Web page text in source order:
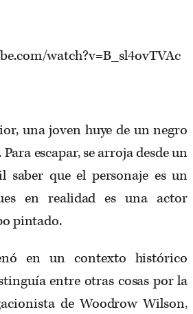
watch?v=B_sl4ovTVAc
una joven huye de un negro
escapar, se arroja desde un
saber que el personaje es un
en realidad es una actor
pintado.
en un contexto histórico
entre otras cosas por la
de Woodrow Wilson,